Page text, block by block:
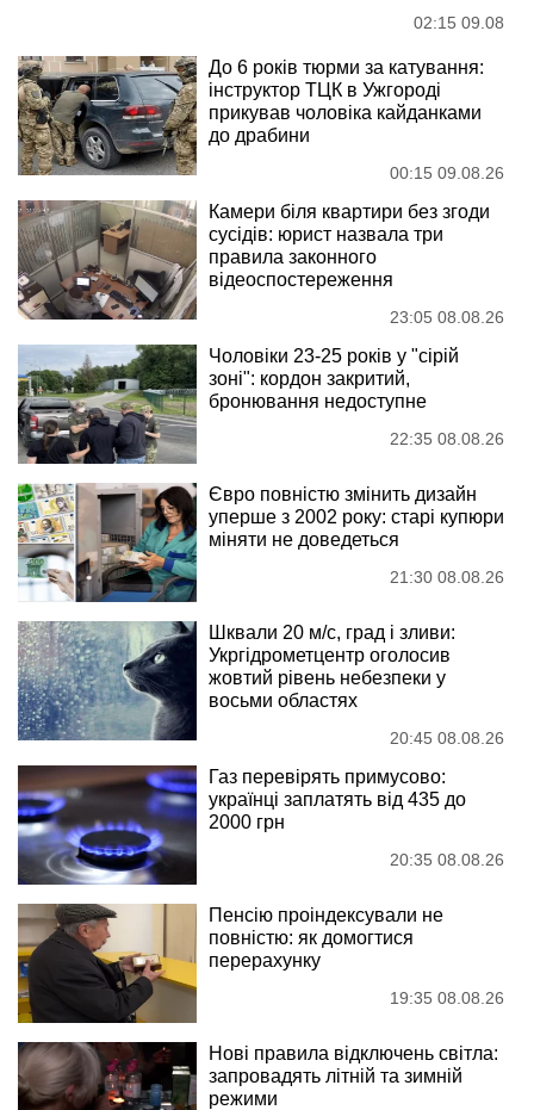
02:15 09.08
До 6 років тюрми за катування:
інструктор ТЦК в Ужгороді
прикував чоловіка кайданками
до драбини
00:15 09.08.26
Камери біля квартири без згоди
сусідів: юрист назвала три
правила законного
відеоспостереження
23:05 08.08.26
Чоловіки 23-25 років у "сірій
зоні": кордон закритий,
бронювання недоступне
22:35 08.08.26
Євро повністю змінить дизайн
уперше з 2002 року: старі купюри
міняти не доведеться
21:30 08.08.26
Шквали 20 м/с, град і зливи:
Укргідрометцентр оголосив
жовтий рівень небезпеки у
восьми областях
20:45 08.08.26
Газ перевірять примусово:
українці заплатять від 435 до
2000 грн
20:35 08.08.26
Пенсію проіндексували не
повністю: як домогтися
перерахунку
19:35 08.08.26
Нові правила відключень світла:
запровадять літній та зимній
режими